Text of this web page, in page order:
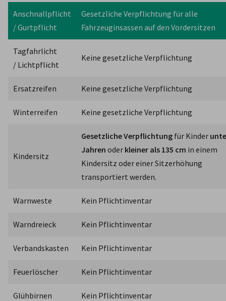
Anschnallpflicht
/ Gurtpflicht
Gesetzliche Verpflichtung für alle
Fahrzeuginsassen auf den Vordersitzen
Tagfahrlicht
/ Lichtpflicht
Keine gesetzliche Verpflichtung
Ersatzreifen Keine gesetzliche Verpflichtung
Winterreifen Keine gesetzliche Verpflichtung
Kindersitz
Gesetzliche Verpflichtung für Kinder
Jahren oder kleiner als 135 cm in einem
Kindersitz oder einer Sitzerhöhung
transportiert werden.
Warnweste Kein Pflichtinventar
Warndreieck Kein Pflichtinventar
Verbandskasten Kein Pflichtinventar
Feuerlöscher Kein Pflichtinventar
Glühbirnen Kein Pflichtinventar